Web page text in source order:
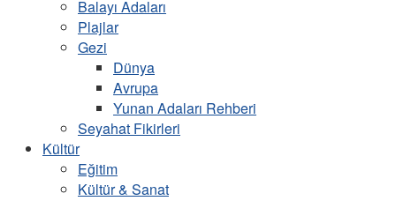
Balayı Adaları
Plajlar
Gezi
Dünya
Avrupa
Yunan Adaları Rehberi
Seyahat Fikirleri
Kültür
Eğitim
Kültür & Sanat